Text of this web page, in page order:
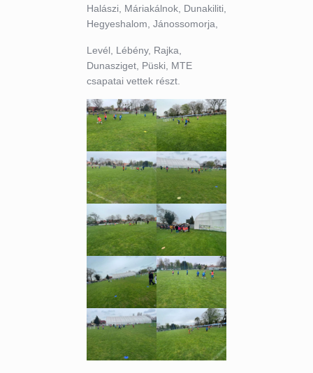
Halászi, Máriakálnok, Dunakiliti,
Hegyeshalom, Jánossomorja,
Levél, Lébény, Rajka,
Dunasziget, Püski, MTE
csapatai vettek részt.